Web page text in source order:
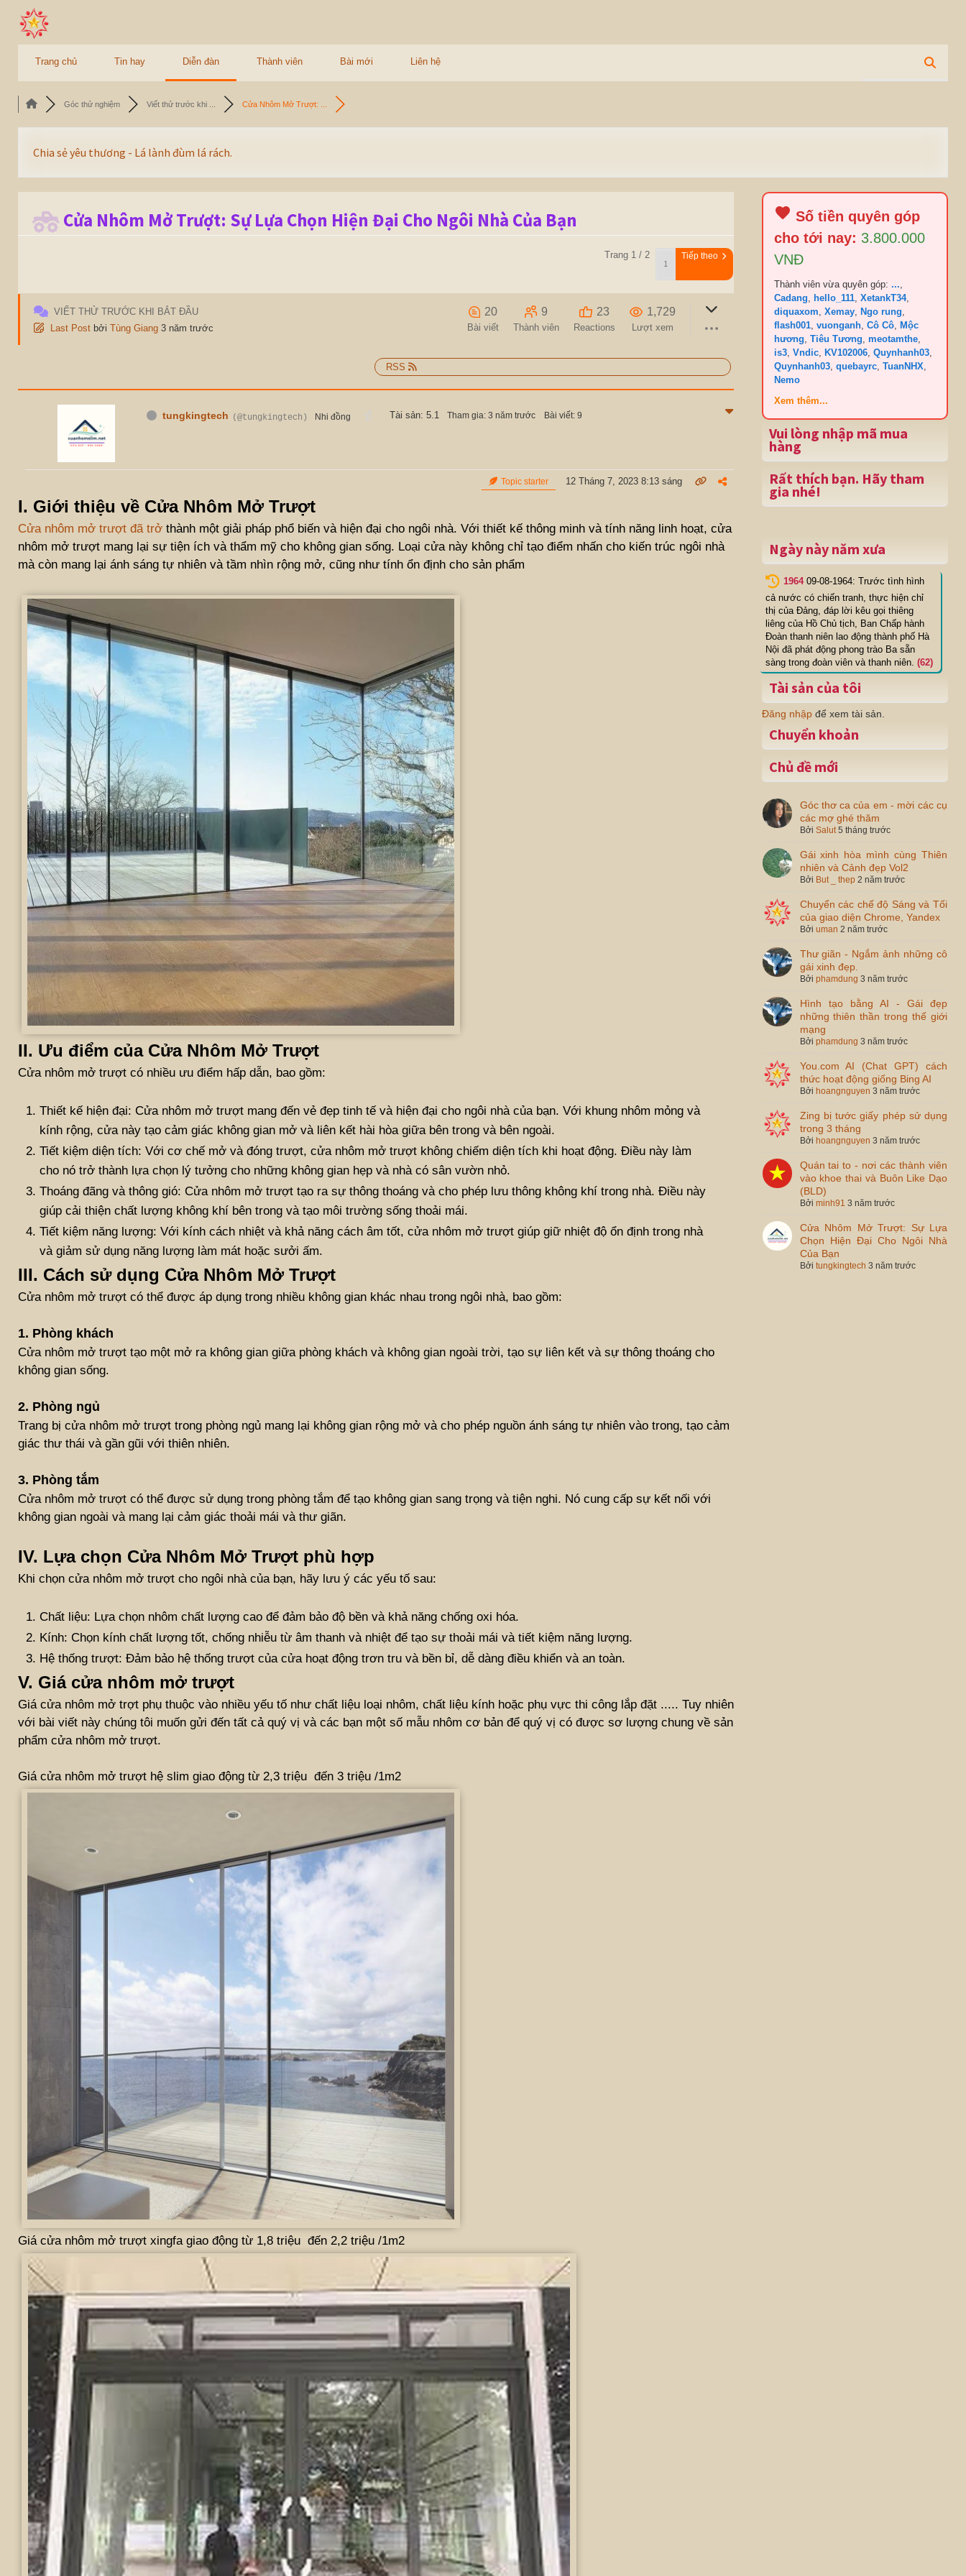
Trang chủ Tin hay Diễn đàn Thành viên Bài mới Liên hệ
Góc thử nghiệm Viết thử trước khi ... Cửa Nhôm Mở Trượt: ...
Chia sẻ yêu thương - Lá lành đùm lá rách.
Cửa Nhôm Mở Trượt: Sự Lựa Chọn Hiện Đại Cho Ngôi Nhà Của Bạn
Trang 1 / 2 Tiếp theo
VIẾT THỬ TRƯỚC KHI BẮT ĐẦU
Last Post bởi Tùng Giang 3 năm trước
20
Bài viết
9
Thành viên
23
Reactions
1,729
Lượt xem
RSS
tungkingtech (@tungkingtech) Nhi đồng Tài sản: 5.1 Tham gia: 3 năm trước Bài viết: 9
Topic starter 12 Tháng 7, 2023 8:13 sáng
I. Giới thiệu về Cửa Nhôm Mở Trượt
Cửa nhôm mở trượt đã trở thành một giải pháp phổ biến và hiện đại cho ngôi nhà. Với thiết kế thông minh và tính năng linh hoạt, cửa
nhôm mở trượt mang lại sự tiện ích và thẩm mỹ cho không gian sống. Loại cửa này không chỉ tạo điểm nhấn cho kiến trúc ngôi nhà
mà còn mang lại ánh sáng tự nhiên và tầm nhìn rộng mở, cũng như tính ổn định cho sản phẩm
II. Ưu điểm của Cửa Nhôm Mở Trượt
Cửa nhôm mở trượt có nhiều ưu điểm hấp dẫn, bao gồm:
Thiết kế hiện đại: Cửa nhôm mở trượt mang đến vẻ đẹp tinh tế và hiện đại cho ngôi nhà của bạn. Với khung nhôm mỏng và
kính rộng, cửa này tạo cảm giác không gian mở và liên kết hài hòa giữa bên trong và bên ngoài.
Tiết kiệm diện tích: Với cơ chế mở và đóng trượt, cửa nhôm mở trượt không chiếm diện tích khi hoạt động. Điều này làm
cho nó trở thành lựa chọn lý tưởng cho những không gian hẹp và nhà có sân vườn nhỏ.
Thoáng đãng và thông gió: Cửa nhôm mở trượt tạo ra sự thông thoáng và cho phép lưu thông không khí trong nhà. Điều này
giúp cải thiện chất lượng không khí bên trong và tạo môi trường sống thoải mái.
Tiết kiệm năng lượng: Với kính cách nhiệt và khả năng cách âm tốt, cửa nhôm mở trượt giúp giữ nhiệt độ ổn định trong nhà
và giảm sử dụng năng lượng làm mát hoặc sưởi ấm.
III. Cách sử dụng Cửa Nhôm Mở Trượt
Cửa nhôm mở trượt có thể được áp dụng trong nhiều không gian khác nhau trong ngôi nhà, bao gồm:
1. Phòng khách
Cửa nhôm mở trượt tạo một mở ra không gian giữa phòng khách và không gian ngoài trời, tạo sự liên kết và sự thông thoáng cho
không gian sống.
2. Phòng ngủ
Trang bị cửa nhôm mở trượt trong phòng ngủ mang lại không gian rộng mở và cho phép nguồn ánh sáng tự nhiên vào trong, tạo cảm
giác thư thái và gần gũi với thiên nhiên.
3. Phòng tắm
Cửa nhôm mở trượt có thể được sử dụng trong phòng tắm để tạo không gian sang trọng và tiện nghi. Nó cung cấp sự kết nối với
không gian ngoài và mang lại cảm giác thoải mái và thư giãn.
IV. Lựa chọn Cửa Nhôm Mở Trượt phù hợp
Khi chọn cửa nhôm mở trượt cho ngôi nhà của bạn, hãy lưu ý các yếu tố sau:
Chất liệu: Lựa chọn nhôm chất lượng cao để đảm bảo độ bền và khả năng chống oxi hóa.
Kính: Chọn kính chất lượng tốt, chống nhiễu từ âm thanh và nhiệt để tạo sự thoải mái và tiết kiệm năng lượng.
Hệ thống trượt: Đảm bảo hệ thống trượt của cửa hoạt động trơn tru và bền bỉ, dễ dàng điều khiển và an toàn.
V. Giá cửa nhôm mở trượt
Giá cửa nhôm mở trợt phụ thuộc vào nhiều yếu tố như chất liệu loại nhôm, chất liệu kính hoặc phụ vực thi công lắp đặt ..... Tuy nhiên
với bài viết này chúng tôi muốn gửi đến tất cả quý vị và các bạn một số mẫu nhôm cơ bản để quý vị có được sơ lượng chung về sản
phẩm cửa nhôm mở trượt.
Giá cửa nhôm mở trượt hệ slim giao động từ 2,3 triệu đến 3 triệu /1m2
Giá cửa nhôm mở trượt xingfa giao động từ 1,8 triệu đến 2,2 triệu /1m2
Số tiền quyên góp
cho tới nay: 3.800.000
VNĐ
Thành viên vừa quyên góp:...,
Cadang, hello_111,XetankT34,
diquaxom,Xemay, Ngo rung,
flash001,vuonganh,Cô Cô, Mộc
hương,Tiêu Tương,meotamthe,
is3,Vndic, KV102006,Quynhanh03,
Quynhanh03,quebayrc,TuanNHX,
Nemo
Xem thêm...
Vui lòng nhập mã mua
hàng
Rất thích bạn. Hãy tham
gia nhé!
Ngày này năm xưa
1964 09-08-1964: Trước tình hình
cả nước có chiến tranh, thực hiện chỉ
thị của Đảng, đáp lời kêu gọi thiêng
liêng của Hồ Chủ tịch, Ban Chấp hành
Đoàn thanh niên lao động thành phố Hà
Nội đã phát động phong trào Ba sẵn
sàng trong đoàn viên và thanh niên. (62)
Tài sản của tôi
Đăng nhập để xem tài sản.
Chuyển khoản
Chủ đề mới
Góc thơ ca của em - mời các cụ
các mợ ghé thăm
Bởi Salut 5 tháng trước
Gái xinh hòa mình cùng Thiên
nhiên và Cảnh đẹp Vol2
Bởi But _ thep 2 năm trước
Chuyển các chế độ Sáng và Tối
của giao diện Chrome, Yandex
Bởi uman 2 năm trước
Thư giãn - Ngắm ảnh những cô
gái xinh đẹp.
Bởi phamdung 3 năm trước
Hình tạo bằng AI - Gái đẹp
những thiên thần trong thế giới
mạng
Bởi phamdung 3 năm trước
You.com AI (Chat GPT) cách
thức hoạt động giống Bing AI
Bởi hoangnguyen 3 năm trước
Zing bị tước giấy phép sử dụng
trong 3 tháng
Bởi hoangnguyen 3 năm trước
Quán tai to - nơi các thành viên
vào khoe thai và Buôn Like Dạo
(BLD)
Bởi minh91 3 năm trước
Cửa Nhôm Mở Trượt: Sự Lựa
Chọn Hiện Đại Cho Ngôi Nhà
Của Bạn
Bởi tungkingtech 3 năm trước